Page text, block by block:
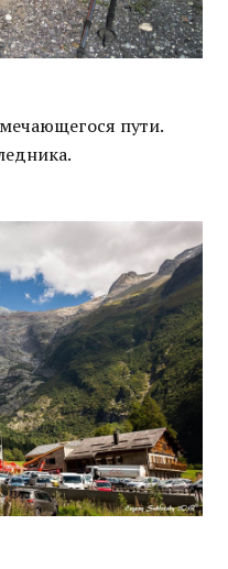
пути.